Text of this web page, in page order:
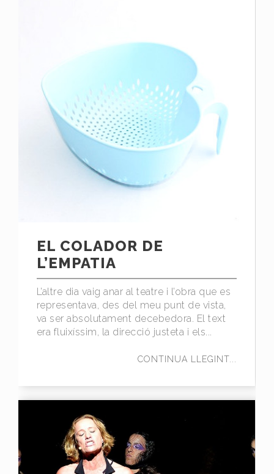
EL COLADOR DE
L’EMPATIA
L’altre dia vaig anar al teatre i l’obra que es
representava, des del meu punt de vista,
va ser absolutament decebedora. El text
era fluixíssim, la direcció justeta i els...
CONTINUA LLEGINT...